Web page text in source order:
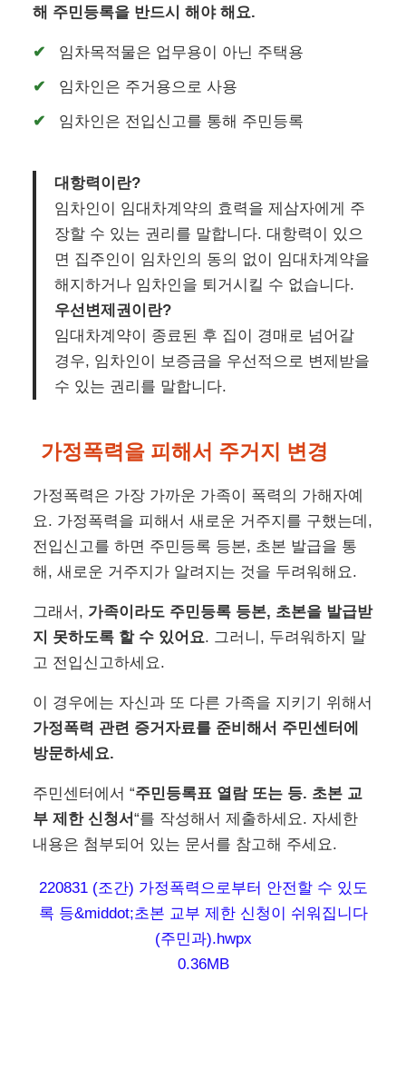
해 주민등록을 반드시 해야 해요.
임차목적물은 업무용이 아닌 주택용
임차인은 주거용으로 사용
임차인은 전입신고를 통해 주민등록
대항력이란?
임차인이 임대차계약의 효력을 제삼자에게 주
장할 수 있는 권리를 말합니다. 대항력이 있으
면 집주인이 임차인의 동의 없이 임대차계약을
해지하거나 임차인을 퇴거시킬 수 없습니다.
우선변제권이란?
임대차계약이 종료된 후 집이 경매로 넘어갈
경우, 임차인이 보증금을 우선적으로 변제받을
수 있는 권리를 말합니다.
가정폭력을 피해서 주거지 변경
가정폭력은 가장 가까운 가족이 폭력의 가해자예
요. 가정폭력을 피해서 새로운 거주지를 구했는데,
전입신고를 하면 주민등록 등본, 초본 발급을 통
해, 새로운 거주지가 알려지는 것을 두려워해요.
그래서, 가족이라도 주민등록 등본, 초본을 발급받
지 못하도록 할 수 있어요. 그러니, 두려워하지 말
고 전입신고하세요.
이 경우에는 자신과 또 다른 가족을 지키기 위해서
가정폭력 관련 증거자료를 준비해서 주민센터에
방문하세요.
주민센터에서 “주민등록표 열람 또는 등. 초본 교
부 제한 신청서“를 작성해서 제출하세요. 자세한
내용은 첨부되어 있는 문서를 참고해 주세요.
220831 (조간) 가정폭력으로부터 안전할 수 있도
록 등&middot;초본 교부 제한 신청이 쉬워집니다
(주민과).hwpx
0.36MB